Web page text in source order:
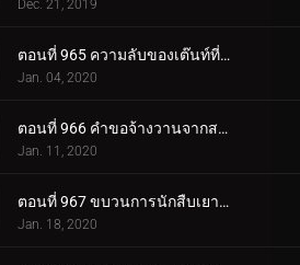
Dec. 21, 2019
ตอนที่ 965 ความลับของเต๊นท์ที่ถูกเผาไหม้ (ตอนจบ)
Jan. 04, 2020
ตอนที่ 966 คำขอจ้างวานจากสารวัตรเมงุเระ
Jan. 11, 2020
ตอนที่ 967 ขบวนการนักสืบเยาวชนเป็นแบบวาดรูป
Jan. 18, 2020